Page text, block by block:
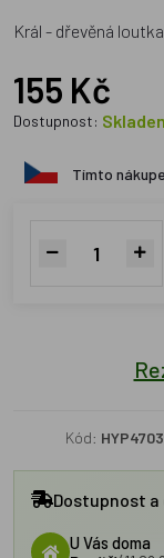
Král - dřevěná loutka
155 Kč
Dostupnost:
Tímto
Kód:
Dostupnost a
U Vás doma